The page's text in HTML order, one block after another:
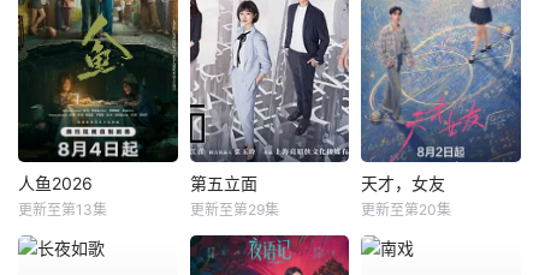
人鱼2026
更新至第13集
第五立面
更新至第29集
天才，女友
更新至第20集